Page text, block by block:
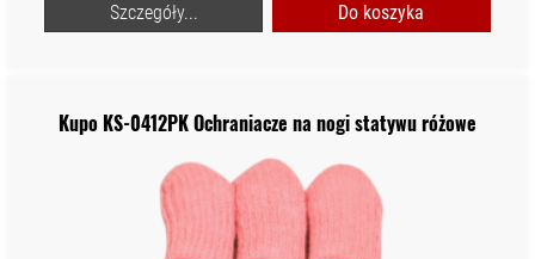
Szczegóły... Do koszyka
Kupo KS-0412PK Ochraniacze na nogi statywu różowe